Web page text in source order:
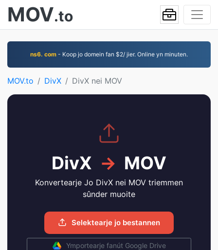
MOV.to
ns6. com - Koop jo domein fan $2/ jier. Online yn minuten.
MOV.to DivX DivX nei MOV
DivX → MOV
Konvertearje Jo DivX nei MOV triemmen
sûnder muoite
Selektearje jo bestannen
Ymportearje fanút Google Drive